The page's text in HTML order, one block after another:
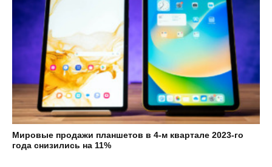
Мировые продажи планшетов в 4-м квартале 2023-го
года снизились на 11%